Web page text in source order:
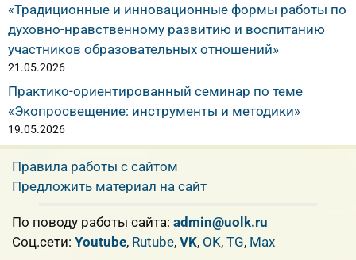
«Традиционные и инновационные формы работы по
духовно-нравственному развитию и воспитанию
участников образовательных отношений»
21.05.2026
Практико-ориентированный семинар по теме
«Экопросвещение: инструменты и методики»
19.05.2026
Правила работы с сайтом
Предложить материал на сайт
По поводу работы сайта: admin@uolk.ru
Cоц.сети: Youtube, Rutube, VK, OK, TG, Max